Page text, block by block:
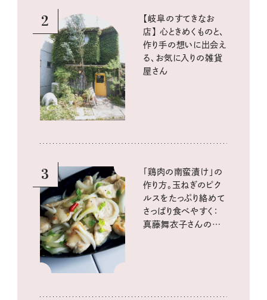
2
【岐阜のすてきなお
店】 心ときめくものと、
作り手の想いに出会え
る、お気に入りの雑貨
屋さん
3
「鶏肉の南蛮漬け」の
作り方。玉ねぎのピク
ルスをたっぷり絡めて
さっぱり食べやすく：
真藤舞衣子さんの発